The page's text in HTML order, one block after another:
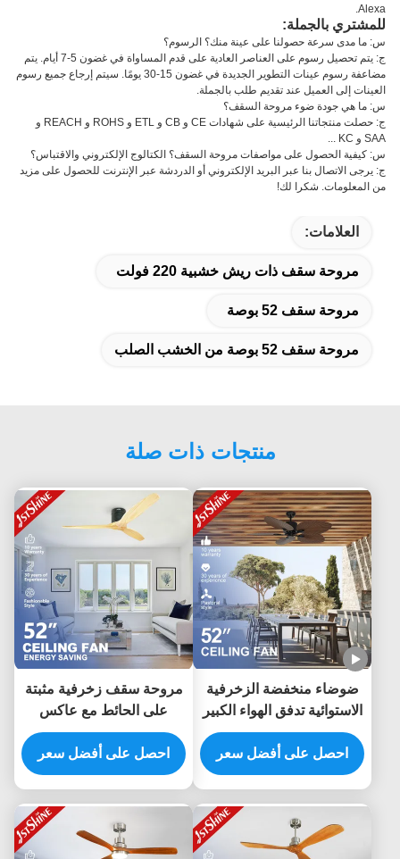
Alexa.
للمشتري بالجملة:
س: ما مدى سرعة حصولنا على عينة منك؟ الرسوم؟
ج: يتم تحصيل رسوم على العناصر العادية على قدم المساواة في غضون 5-7 أيام. يتم
مضاعفة رسوم عينات التطوير الجديدة في غضون 15-30 يومًا. سيتم إرجاع جميع رسوم
العينات إلى العميل عند تقديم طلب بالجملة.
س: ما هي جودة ضوء مروحة السقف؟
ج: حصلت منتجاتنا الرئيسية على شهادات CE و CB و ETL و ROHS و REACH و
SAA و KC ...
س: كيفية الحصول على مواصفات مروحة السقف؟ الكتالوج الإلكتروني والاقتباس؟
ج: يرجى الاتصال بنا عبر البريد الإلكتروني أو الدردشة عبر الإنترنت للحصول على مزيد
من المعلومات. شكرا لك!
العلامات:
مروحة سقف ذات ريش خشبية 220 فولت
مروحة سقف 52 بوصة
مروحة سقف 52 بوصة من الخشب الصلب
منتجات ذات صلة
ضوضاء منخفضة الزخرفية
الاستوائية تدفق الهواء الكبير
توفير الطاقة 5 شفرات
مروحة السقف
احصل على أفضل سعر
مروحة سقف زخرفية مثبتة
على الحائط مع عاكس
بمحرك DC 5 سرعات
احصل على أفضل سعر